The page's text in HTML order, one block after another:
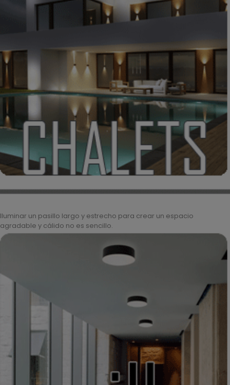
Iluminar un pasillo largo y estrecho para crear un espacio
agradable y cálido no es sencillo.